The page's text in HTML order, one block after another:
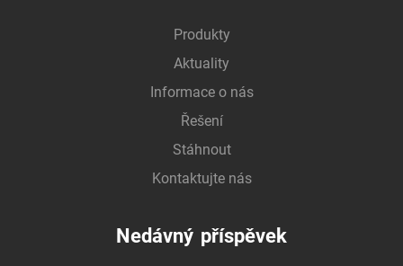
Produkty
Aktuality
Informace o nás
Řešení
Stáhnout
Kontaktujte nás
Nedávný příspěvek